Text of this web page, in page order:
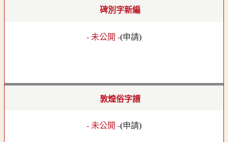
碑別字新編
- 未公開 -(申請)
敦煌俗字譜
- 未公開 -(申請)